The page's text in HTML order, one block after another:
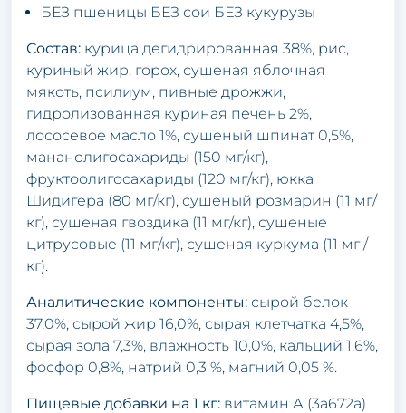
БЕЗ пшеницы БЕЗ сои БЕЗ кукурузы
Состав: курица дегидрированная 38%, рис,
куриный жир, горох, сушеная яблочная
мякоть, псилиум, пивные дрожжи,
гидролизованная куриная печень 2%,
лососевое масло 1%, сушеный шпинат 0,5%,
мананолигосахариды (150 мг/кг),
фруктоолигосахариды (120 мг/кг), юкка
Шидигера (80 мг/кг), сушеный розмарин (11 мг/
кг), сушеная гвоздика (11 мг/кг), сушеные
цитрусовые (11 мг/кг), сушеная куркума (11 мг /
кг).
Аналитические компоненты: сырой белок
37,0%, сырой жир 16,0%, сырая клетчатка 4,5%,
сырая зола 7,3%, влажность 10,0%, кальций 1,6%,
фосфор 0,8%, натрий 0,3 %, магний 0,05 %.
Пищевые добавки на 1 кг: витамин А (3a672a)